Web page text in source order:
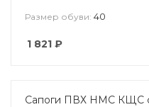
Размер обуви: 40
1 821 ₽
Сапоги ПВХ НМС КЩС